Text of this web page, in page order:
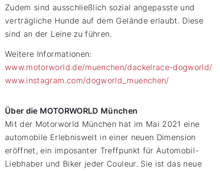
Zudem sind ausschließlich sozial angepasste und
verträgliche Hunde auf dem Gelände erlaubt. Diese
sind an der Leine zu führen.
Weitere Informationen:
www.motorworld.de/muenchen/dackelrace-dogworld/
www.instagram.com/dogworld_muenchen/
Über die MOTORWORLD München
Mit der Motorworld München hat im Mai 2021 eine
automobile Erlebniswelt in einer neuen Dimension
eröffnet, ein imposanter Treffpunkt für Automobil-
Liebhaber und Biker jeder Couleur. Sie ist das neue